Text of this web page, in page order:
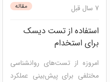
دیسک
شخصیت شناسی
مصاحبه و استخدام
استعداد
منابع انسانی
مقاله 7 سال قبل
استفاده از تست دیسک
برای استخدام
امروزه از تست‌های روانشناسی
مختلفی برای پیش‌بینی عملکرد